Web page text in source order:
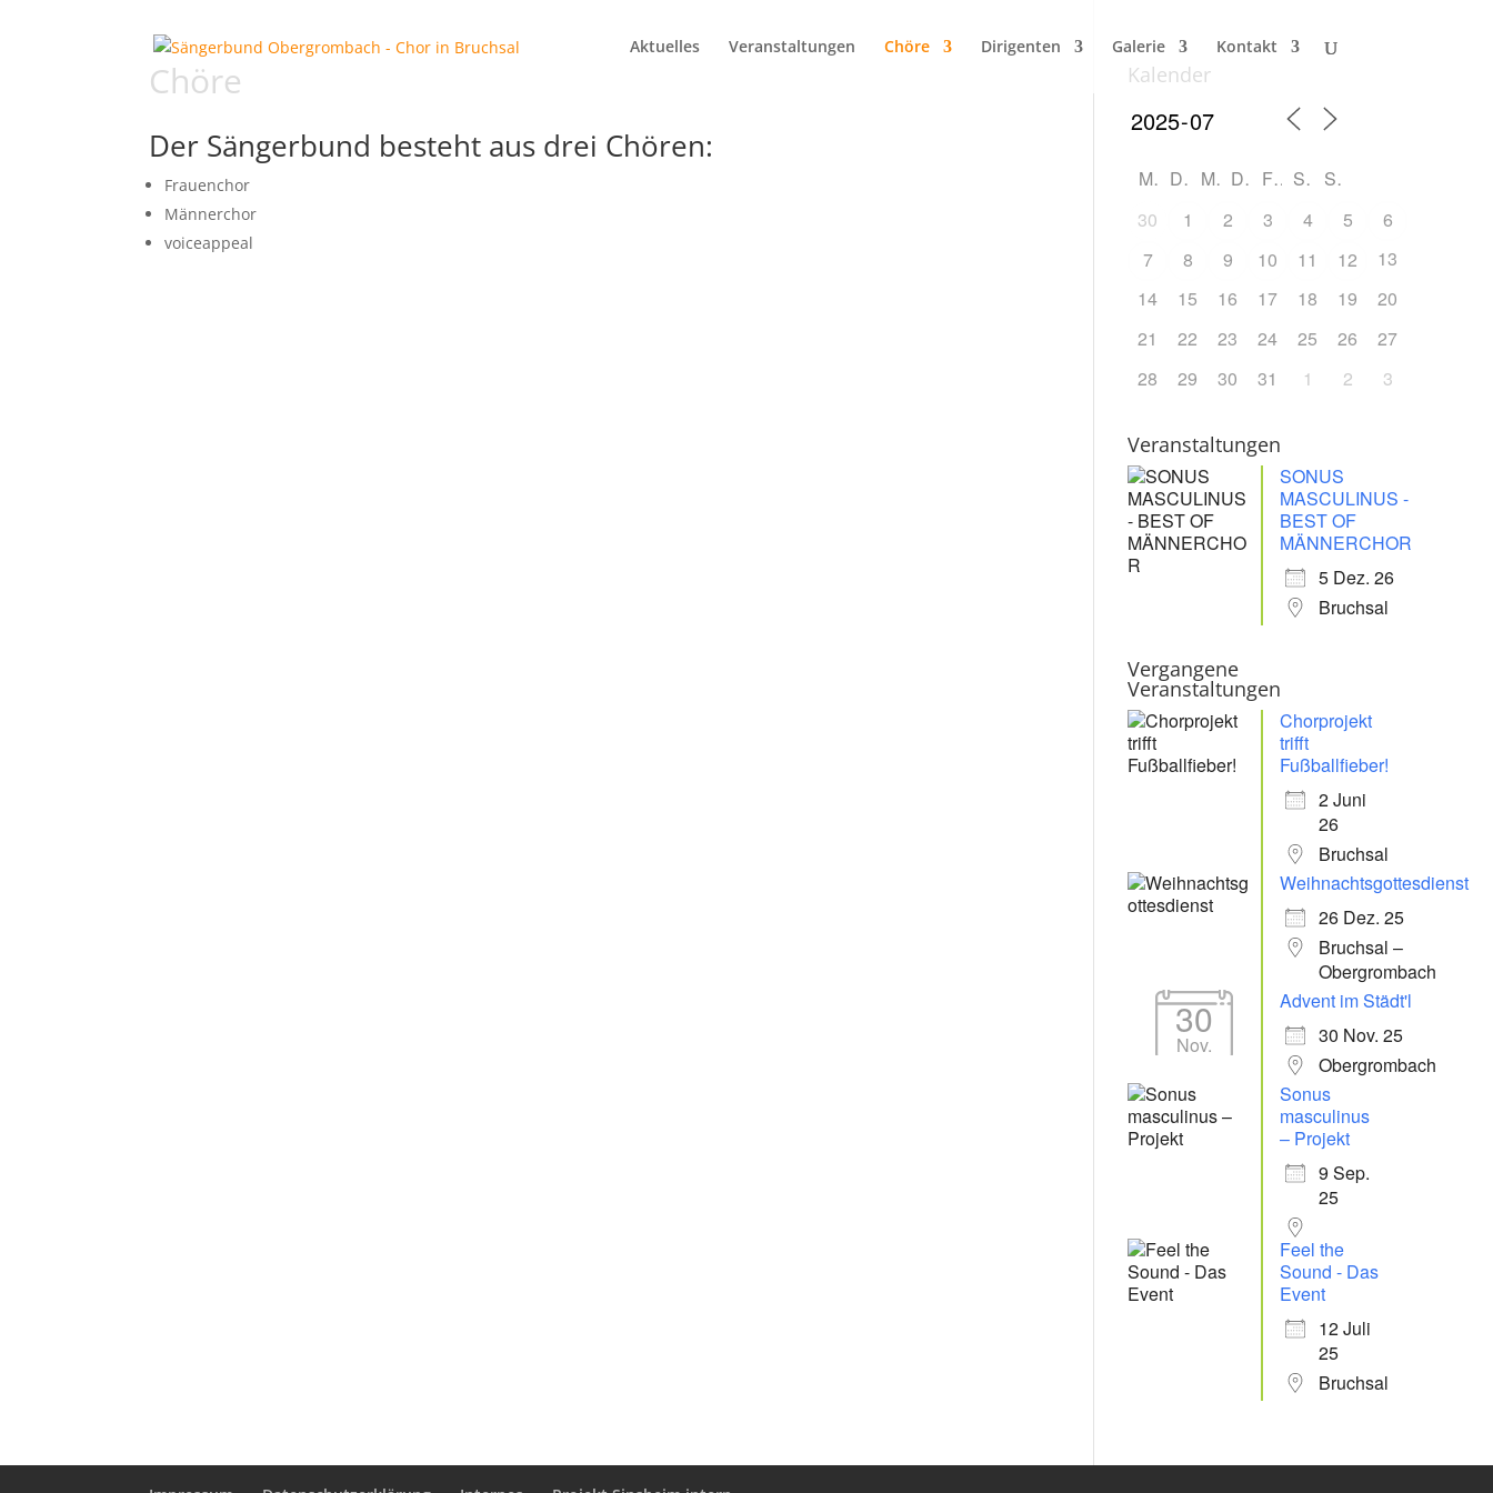
Aktuelles Veranstaltungen Chöre Dirigenten Galerie Kontakt
Chöre
Der Sängerbund besteht aus drei Chören:
Frauenchor
Männerchor
voiceappeal
Kalender
M D M D F S
S
30
1 2 3 4 5
6
7
8 9 10 11 12
13
14
15 16 17 18 19
20
21
22 23 24 25 26
27
28
29 30 31 1 2 3
Veranstaltungen
SONUS
MASCULINUS -
BEST OF
MÄNNERCHOR
5 Dez. 26
Bruchsal
Vergangene
Veranstaltungen
Chorprojekt
trifft
Fußballfieber!
2 Juni
26
Bruchsal
Weihnachtsgottesdienst
26 Dez. 25
Bruchsal –
Obergrombach
30
Nov.
Advent im Städt'l
30 Nov. 25
Obergrombach
Sonus
masculinus
– Projekt
9 Sep.
25
Feel the
Sound - Das
Event
12 Juli
25
Bruchsal